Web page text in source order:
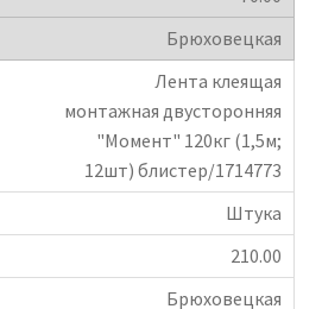
Брюховецкая
Лента клеящая
монтажная двусторонняя
"Момент" 120кг (1,5м;
12шт) блистер/1714773
Штука
210.00
Брюховецкая